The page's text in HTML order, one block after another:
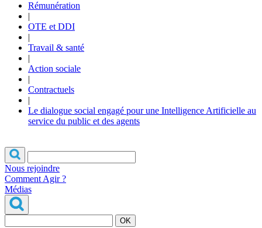
Rémunération
|
OTE et DDI
|
Travail & santé
|
Action sociale
|
Contractuels
|
Le dialogue social engagé pour une Intelligence Artificielle au
service du public et des agents
Nous rejoindre
Comment Agir ?
Médias
OK